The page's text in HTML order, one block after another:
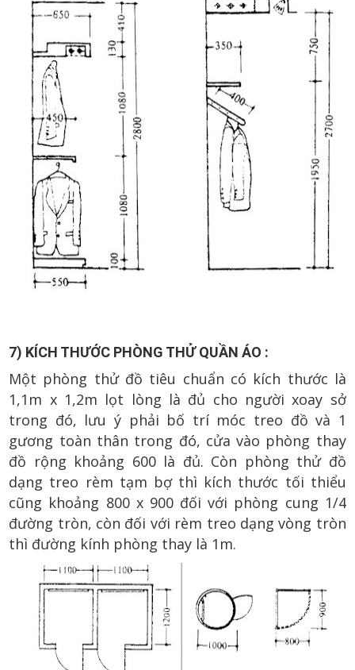
7) KÍCH THƯỚC PHÒNG THỬ QUẦN ÁO :
Một phòng thử đồ tiêu chuẩn có kích thước là
1,1m x 1,2m lọt lòng là đủ cho người xoay sở
trong đó, lưu ý phải bố trí móc treo đồ và 1
gương toàn thân trong đó, cửa vào phòng thay
đồ rộng khoảng 600 là đủ. Còn phòng thử đồ
dạng treo rèm tạm bợ thì kích thước tối thiểu
cũng khoảng 800 x 900 đối với phòng cung 1/4
đường tròn, còn đối với rèm treo dạng vòng tròn
thì đường kính phòng thay là 1m.